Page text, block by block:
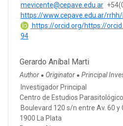
mevicente@cepave.edu.ar
https://www.cepave.edu.ar/
https://orcid.org/https://
94
Gerardo Aníbal Marti
Author ● Originator ● Principal
Investigador Principal
Centro de Estudios
Boulevard 120 s/n entre Av. 60 y
1900 La Plata